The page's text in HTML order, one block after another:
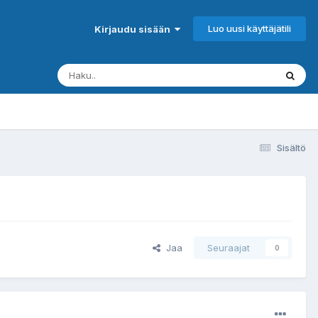
Kirjaudu sisään Luo uusi käyttäjätili
Sisältö
Jaa Seuraajat 0